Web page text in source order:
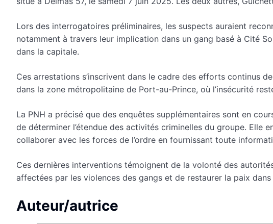
Lors des interrogatoires préliminaires, les suspects auraient
notamment à travers leur implication dans un gang basé à Cité
dans la capitale.
Ces arrestations s’inscrivent dans le cadre des efforts continus
dans la zone métropolitaine de Port-au-Prince, où l’insécurité
La PNH a précisé que des enquêtes supplémentaires sont en
de déterminer l’étendue des activités criminelles du groupe. Elle
collaborer avec les forces de l’ordre en fournissant toute
Ces dernières interventions témoignent de la volonté des
affectées par les violences des gangs et de restaurer la paix
Auteur/autrice